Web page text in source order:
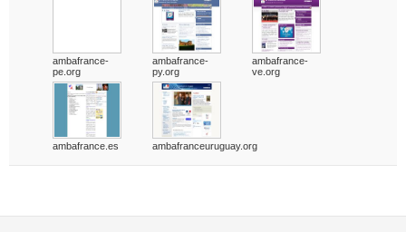
ambafrance-
pe.org
ambafrance-
py.org
ambafrance-
ve.org
ambafrance.es ambafranceuruguay.org